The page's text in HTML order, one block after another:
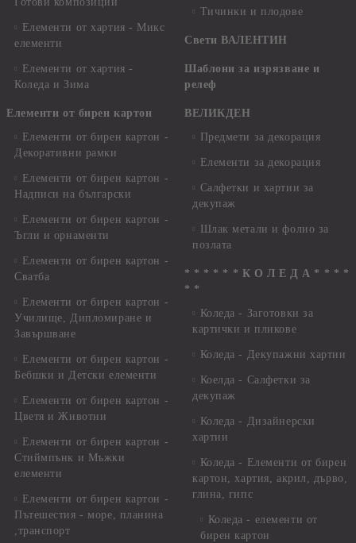
Елементи от хартия - Микс
елементи
Елементи от хартия -
Коледа и Зима
Елементи от бирен картон
Елементи от бирен картон -
Декоративни рамки
Елементи от бирен картон -
Надписи на български
Елементи от бирен картон -
Ъгли и орнаменти
Елементи от бирен картон -
Сватба
Елементи от бирен картон -
Училище, Дипломиране и
Завършване
Елементи от бирен картон -
Бебшки и Детски елементи
Елементи от бирен картон -
Цветя и Животни
Елементи от бирен картон -
Стиймпънк и Мъжки
елементи
Елементи от бирен картон -
Пътешестия - море, планина
,транспорт
Тичинки и плодове
Свети ВАЛЕНТИН
Шаблони за изрязване и
релеф
ВЕЛИКДЕН
Предмети за декорация
Елементи за декорация
Салфетки и хартии за
декупаж
Шлак метали и фолио за
позлата
* * * * * * К О Л Е Д А * * * *
* *
Коледа - Заготовки за
картички и пликове
Коледа - Декупажни хартии
Коелда - Салфетки за
декупаж
Коледа - Дизайнерски
хартии
Коледа - Eлементи от бирен
картон, хартия, акрил, дърво,
глина, гипс
Коледа - елементи от
бирен картон